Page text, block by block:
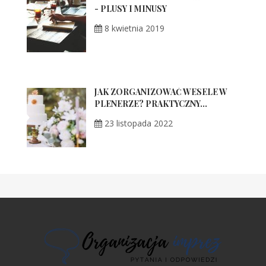
- PLUSY I MINUSY
8 kwietnia 2019
JAK ZORGANIZOWAĆ WESELE W
PLENERZE? PRAKTYCZNY...
23 listopada 2022